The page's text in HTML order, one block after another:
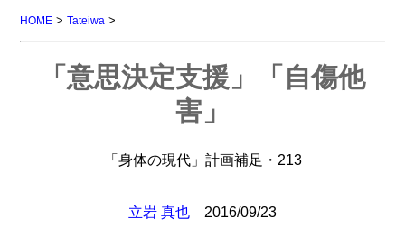
HOME >Tateiwa >
「意思決定支援」「自傷他
害」
「身体の現代」計画補足・213
立岩 真也 2016/09/23